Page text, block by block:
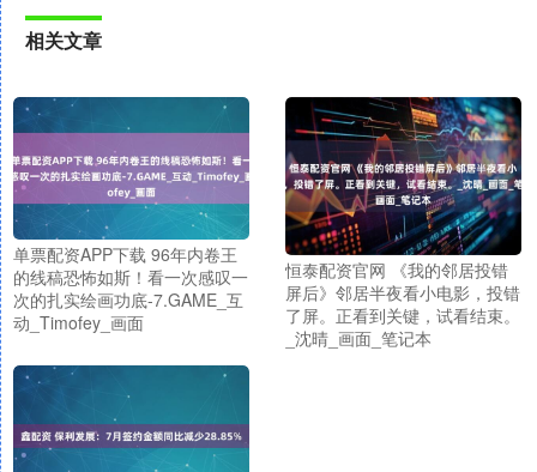
相关文章
单票配资APP下载 96年内卷王
的线稿恐怖如斯！看一次感叹一
次的扎实绘画功底-7.GAME_互
动_Timofey_画面
恒泰配资官网 《我的邻居投错
屏后》邻居半夜看小电影，投错
了屏。正看到关键，试看结束。
_沈晴_画面_笔记本